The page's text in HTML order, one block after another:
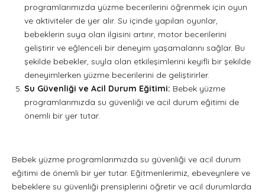
programlarımızda yüzme becerilerini öğrenmek için oyun
ve aktiviteler de yer alır. Su içinde yapılan oyunlar,
bebeklerin suya olan ilgisini artırır, motor becerilerini
geliştirir ve eğlenceli bir deneyim yaşamalarını sağlar. Bu
şekilde bebekler, suyla olan etkileşimlerini keyifli bir şekilde
deneyimlerken yüzme becerilerini de geliştirirler.
Su Güvenliği ve Acil Durum Eğitimi: Bebek yüzme
programlarımızda su güvenliği ve acil durum eğitimi de
önemli bir yer tutar.
Bebek yüzme programlarımızda su güvenliği ve acil durum
eğitimi de önemli bir yer tutar. Eğitmenlerimiz, ebeveynlere ve
bebeklere su güvenliği prensiplerini öğretir ve acil durumlarda